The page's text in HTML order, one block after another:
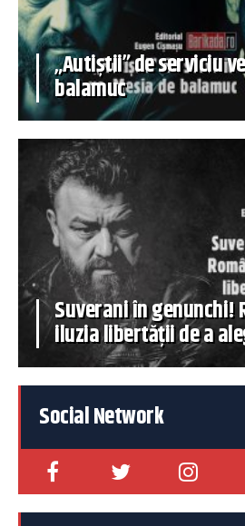
„Autiștii” de serviciu
balamuc
Suverani în genunchi!
iluzia libertății de a
Social Network